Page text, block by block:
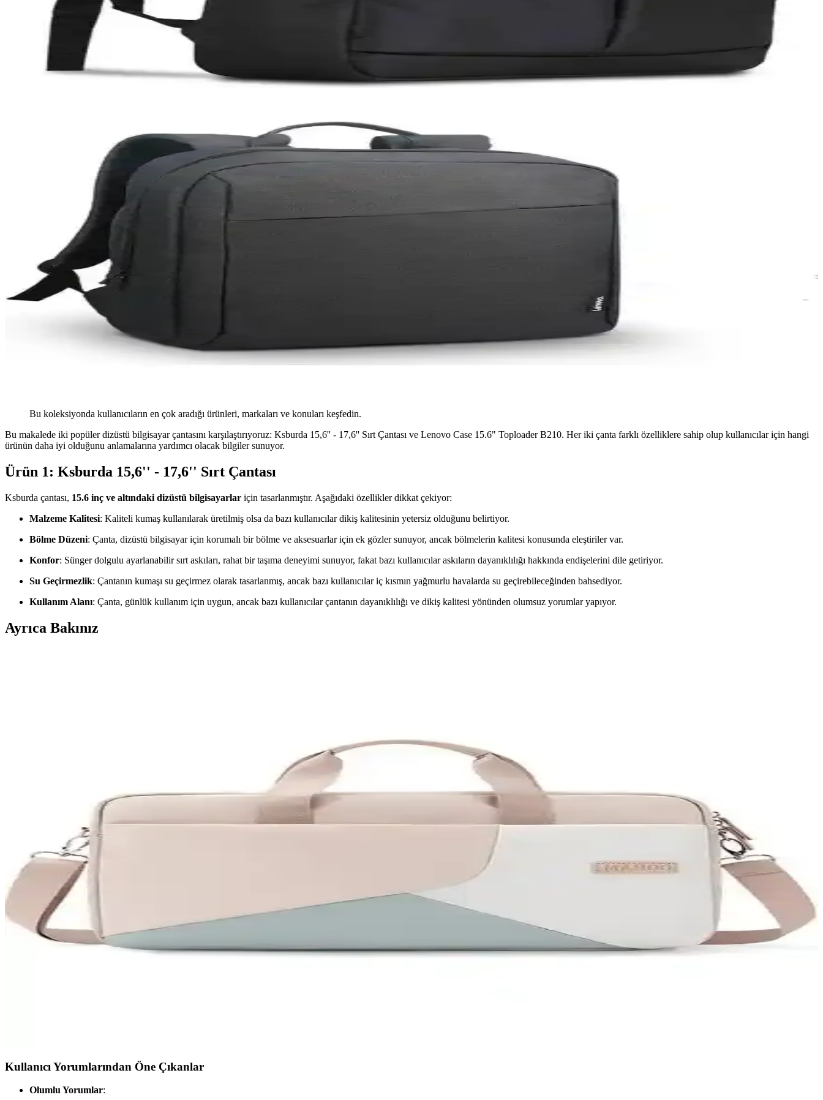
Bu koleksiyonda kullanıcıların en çok aradığı ürünleri, markaları ve konuları keşfedin.
Bu makalede iki popüler dizüstü bilgisayar çantasını karşılaştırıyoruz: Ksburda 15,6'' - 17,6'' Sırt Çantası ve Lenovo Case 15.6" Toploader B210. Her iki çanta farklı özelliklere sahip olup kullanıcılar için hangi
ürünün daha iyi olduğunu anlamalarına yardımcı olacak bilgiler sunuyor.
Ürün 1: Ksburda 15,6'' - 17,6'' Sırt Çantası
Ksburda çantası, 15.6 inç ve altındaki dizüstü bilgisayarlar için tasarlanmıştır. Aşağıdaki özellikler dikkat çekiyor:
Malzeme Kalitesi: Kaliteli kumaş kullanılarak üretilmiş olsa da bazı kullanıcılar dikiş kalitesinin yetersiz olduğunu belirtiyor.
Bölme Düzeni: Çanta, dizüstü bilgisayar için korumalı bir bölme ve aksesuarlar için ek gözler sunuyor, ancak bölmelerin kalitesi konusunda eleştiriler var.
Konfor: Sünger dolgulu ayarlanabilir sırt askıları, rahat bir taşıma deneyimi sunuyor, fakat bazı kullanıcılar askıların dayanıklılığı hakkında endişelerini dile getiriyor.
Su Geçirmezlik: Çantanın kumaşı su geçirmez olarak tasarlanmış, ancak bazı kullanıcılar iç kısmın yağmurlu havalarda su geçirebileceğinden bahsediyor.
Kullanım Alanı: Çanta, günlük kullanım için uygun, ancak bazı kullanıcılar çantanın dayanıklılığı ve dikiş kalitesi yönünden olumsuz yorumlar yapıyor.
Ayrıca Bakınız
Kırmızı renkli Classone BP-TW1502 TwinColor 15.6 inç notebook çantası, hafif, suya dayanıklı ve ergonomik tasarımıyla günlük kullanım ve taşıma kolaylığı sağlar.
Dexim DXBP10 ve Lenovo T210 Karşılaştırması: 15.6 İnç Dizüstü Bilgisayar Çantaları
Dexim DXBP10 ve Lenovo T210, farklı tasarım ve özelliklerle öne çıkan 15.6 inç bilgisayar çantalarıdır. Hafif, dayanıklı ve şık yapılarıyla günlük kullanım ve seyahatler için ideal seçenekler sunar.
Bilgisayar Sırt Çantası Karşılaştırması: D'Vers ve X-Man Modellerinin Özellikleri
Bu makalede, D'Vers ve X-Man bilgisayar sırt çantalarının özellikleri, kullanıcı yorumları ve performansları detaylı şekilde incelenerek en uygun modeli seçmenize yardımcı olunur.
HP 17.3 Omen Oyuncu Laptop Sırt Çantası: Dayanıklı ve Şık Taşıma Çözümü
HP 17.3 Omen oyuncu laptop sırt çantası, büyük ekranlı bilgisayarlar için dayanıklı, hafif ve şık tasarımıyla öne çıkar. Geniş iç hacmi, organize edici bölmeleri ve suya dayanıklı malzemeleriyle ideal taşıma
seçeneği sunar.
D'Vers ve Moda West 15.6 İnç Siyah Çanta Karşılaştırması ve Kullanıcı Yorumları
Bu makalede, 15.6 inç siyah bilgisayar ve evrak çantalarının tasarım, kullanım kolaylığı ve kullanıcı yorumlarıyla detaylı karşılaştırmasını bulabilirsiniz.
Kullanıcı Yorumlarından Öne Çıkanlar
Olumlu Yorumlar: